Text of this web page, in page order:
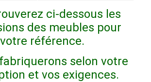
ci-dessous les
des meubles pour
votre référence.
selon votre
et vos exigences.